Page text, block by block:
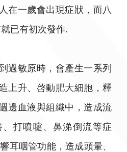
在一歲會出現症狀，而八
已有初次發作.
過敏原時，會產生一系列
上升、啓動肥大細胞，釋
邊血液與組織中，造成流
打噴嚏、鼻涕倒流等症
耳咽管功能，造成頭暈、